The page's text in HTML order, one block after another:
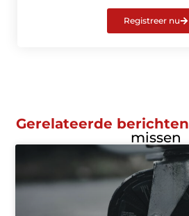
Registreer nu
Gerelateerde berichten
missen